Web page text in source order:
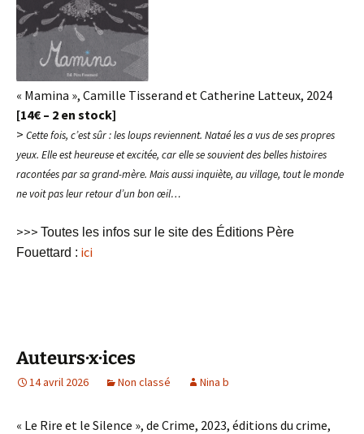
« Mamina », Camille Tisserand et Catherine Latteux, 2024
[14€ – 2 en stock]
> Cette fois, c’est sûr : les loups reviennent. Nataé les a vus de ses propres
yeux. Elle est heureuse et excitée, car elle se souvient des belles histoires
racontées par sa grand-mère. Mais aussi inquiète, au village, tout le monde
ne voit pas leur retour d’un bon œil…
>>> Toutes les infos sur le site des Éditions Père
Fouettard : ici
Auteurs·x·ices
14 avril 2026 Non classé Nina b
« Le Rire et le Silence », de Crime, 2023, éditions du crime,